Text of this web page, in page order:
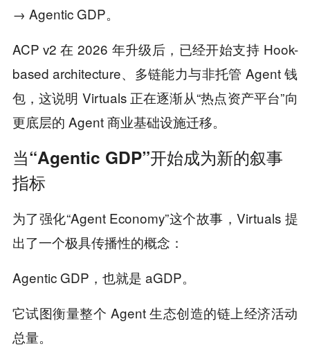
→ Agentic GDP。
ACP v2 在 2026 年升级后，已经开始支持 Hook-
based architecture、多链能力与非托管 Agent 钱
包，这说明 Virtuals 正在逐渐从“热点资产平台”向
更底层的 Agent 商业基础设施迁移。
当“Agentic GDP”开始成为新的叙事
指标
为了强化“Agent Economy”这个故事，Virtuals 提
出了一个极具传播性的概念：
Agentic GDP，也就是 aGDP。
它试图衡量整个 Agent 生态创造的链上经济活动
总量。